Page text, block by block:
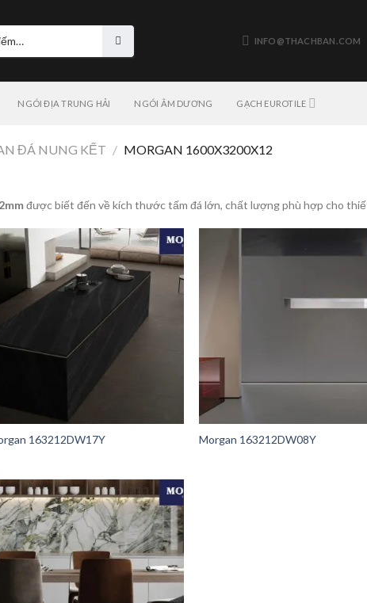
INFO@THACHBAN.COM
NGÓI ĐỊA TRUNG HẢI NGÓI ÂM DƯƠNG GẠCH EUROTILE
ĐÁ NUNG KẾT / MORGAN 1600X3200X12
được biết đến về kích thước tấm đá lớn, chất lượng phù hợp cho
163212DW17Y Morgan 163212DW08Y